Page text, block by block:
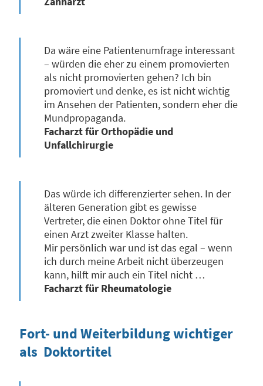
Da wäre eine Patientenumfrage interessant
– würden die eher zu einem promovierten
als nicht promovierten gehen? Ich bin
promoviert und denke, es ist nicht wichtig
im Ansehen der Patienten, sondern eher die
Mundpropaganda.
Facharzt für Orthopädie und
Unfallchirurgie
Das würde ich differenzierter sehen. In der
älteren Generation gibt es gewisse
Vertreter, die einen Doktor ohne Titel für
einen Arzt zweiter Klasse halten.
Mir persönlich war und ist das egal – wenn
ich durch meine Arbeit nicht überzeugen
kann, hilft mir auch ein Titel nicht …
Facharzt für Rheumatologie
Fort- und Weiterbildung wichtiger
als Doktortitel